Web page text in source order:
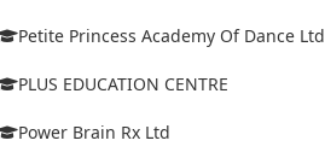
Petite Princess Academy Of Dance Ltd
PLUS EDUCATION CENTRE
Power Brain Rx Ltd